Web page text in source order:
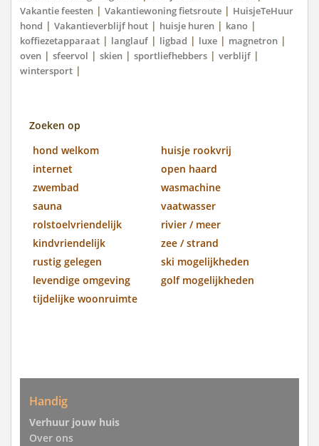
Vakantie feesten | Vakantiewoning fietsroute | HuisjeTeHuur
hond | Vakantieverblijf hout | huisje huren | kano |
koffiezetapparaat | langlauf | ligbad | luxe | magnetron |
oven | sfeervol | skien | sportliefhebbers | verblijf |
wintersport |
Zoeken op
hond welkom
huisje rookvrij
internet
open haard
zwembad
wasmachine
sauna
vaatwasser
rolstoelvriendelijk
rivier / meer
kindvriendelijk
zee / strand
rustig gelegen
ski mogelijkheden
levendige omgeving
golf mogelijkheden
tijdelijke woonruimte
Handig
Verhuur jouw huis
Over ons